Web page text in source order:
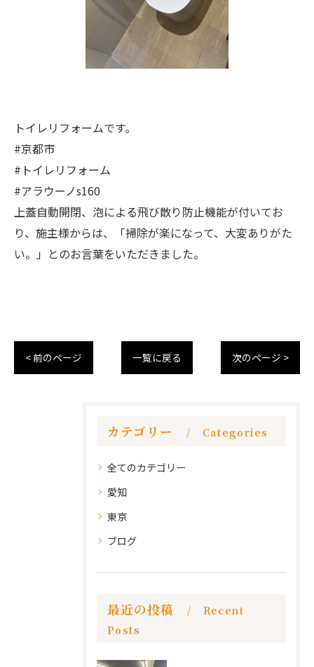
トイレリフォームです。
#京都市
#トイレリフォーム
#アラウーノs160
上蓋自動開閉、泡による飛び散り防止機能が付いてお
り、施主様からは、「掃除が楽になって、大変ありがた
い。」とのお言葉をいただきました。
< 前のページ 一覧に戻る 次のページ >
カテゴリー Categories
全てのカテゴリー
愛知
東京
ブログ
最近の投稿
Recent
Posts